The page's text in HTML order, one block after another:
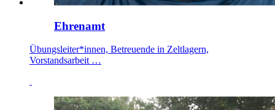
Ehrenamt
Übungsleiter*innen, Betreuende in Zeltlagern,
Vorstandsarbeit …